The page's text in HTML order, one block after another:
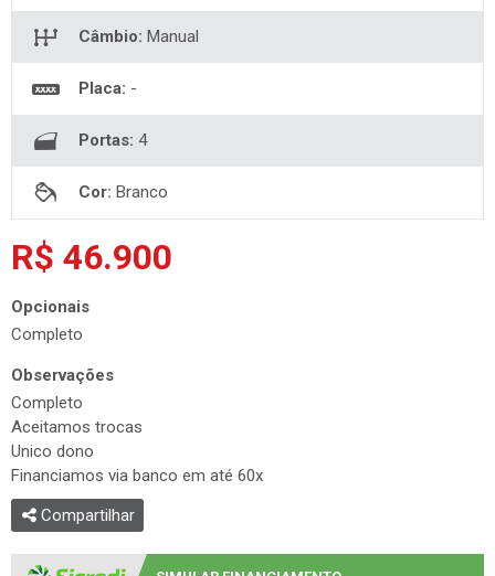
Câmbio: Manual
Placa: -
Portas: 4
Cor: Branco
R$ 46.900
Opcionais
Completo
Observações
Completo
Aceitamos trocas
Unico dono
Financiamos via banco em até 60x
Compartilhar